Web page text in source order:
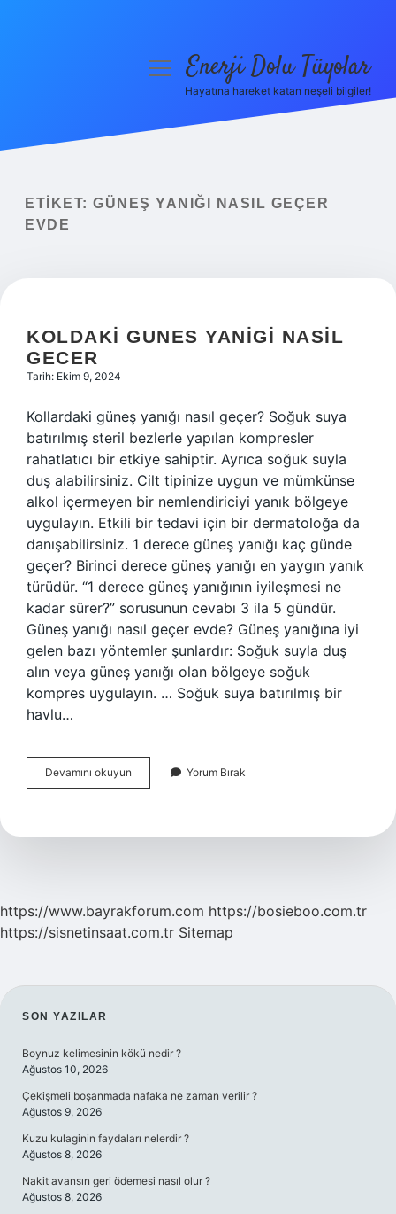
Yasal Uyarı
menüyüEnerji Dolu Tüyolar
Hayatına hareket katan neşeli bilgiler!
ETIKET: GÜNEŞ YANIĞI NASIL GEÇER
EVDE
KOLDAKI GUNES YANIGI NASIL
GECER
Tarih: Ekim 9, 2024
Kollardaki güneş yanığı nasıl geçer? Soğuk suya
batırılmış steril bezlerle yapılan kompresler
rahatlatıcı bir etkiye sahiptir. Ayrıca soğuk suyla
duş alabilirsiniz. Cilt tipinize uygun ve mümkünse
alkol içermeyen bir nemlendiriciyi yanık bölgeye
uygulayın. Etkili bir tedavi için bir dermatoloğa da
danışabilirsiniz. 1 derece güneş yanığı kaç günde
geçer? Birinci derece güneş yanığı en yaygın yanık
türüdür. “1 derece güneş yanığının iyileşmesi ne
kadar sürer?” sorusunun cevabı 3 ila 5 gündür.
Güneş yanığı nasıl geçer evde? Güneş yanığına iyi
gelen bazı yöntemler şunlardır: Soğuk suyla duş
alın veya güneş yanığı olan bölgeye soğuk
kompres uygulayın. … Soğuk suya batırılmış bir
havlu…
Devamını okuyun
Gunes
Gecer
Yorum Bırak
https://www.bayrakforum.com https://bosieboo.com.tr
https://sisnetinsaat.com.tr Sitemap
SIDEBAR
SON YAZILAR
Boynuz kelimesinin kökü nedir ?
Ağustos 10, 2026
Çekişmeli boşanmada nafaka ne zaman verilir ?
Ağustos 9, 2026
Kuzu kulaginin faydaları nelerdir ?
Ağustos 8, 2026
Nakit avansın geri ödemesi nasıl olur ?
Ağustos 8, 2026